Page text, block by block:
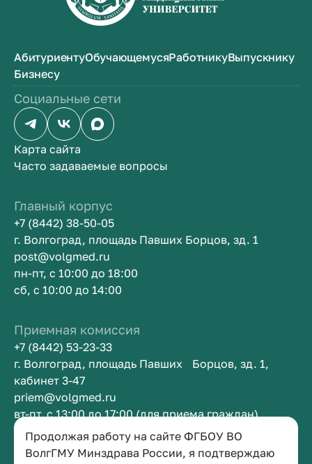
Продолжая работу на сайте ФГБОУ ВО
ВолгГМУ Минздрава России, я подтверждаю
АбитуриентуОбучающемусяРаботникуВыпускнику
Бизнесу
Социальные сети
Карта сайта
Часто задаваемые вопросы
Главный корпус
+7 (8442) 38-50-05
г. Волгоград, площадь Павших Борцов, зд. 1
post@volgmed.ru
пн-пт, с 10:00 до 18:00
сб, с 10:00 до 14:00
Приемная комиссия
+7 (8442) 53-23-33
г. Волгоград, площадь Павших Борцов, зд. 1,
кабинет 3-47
priem@volgmed.ru
вт-пт, с 13:00 до 17:00 (для приема граждан)
Приемная ректора